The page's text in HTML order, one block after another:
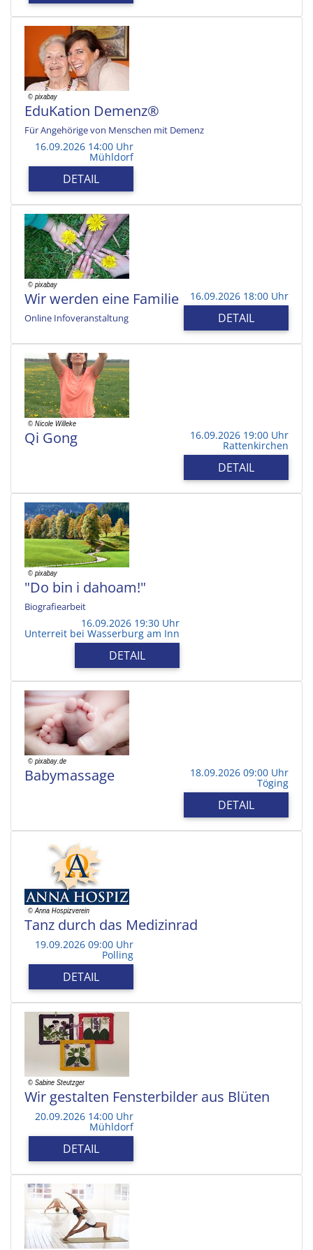
EduKation Demenz®
Für Angehörige von Menschen mit Demenz
16.09.2026 14:00 Uhr
Mühldorf
DETAIL
Wir werden eine Familie
Online Infoveranstaltung
16.09.2026 18:00 Uhr
DETAIL
Qi Gong 16.09.2026 19:00 Uhr
Rattenkirchen
DETAIL
"Do bin i dahoam!"
Biografiearbeit
16.09.2026 19:30 Uhr
Unterreit bei Wasserburg am Inn
DETAIL
Babymassage 18.09.2026 09:00 Uhr
Töging
DETAIL
Tanz durch das Medizinrad
19.09.2026 09:00 Uhr
Polling
DETAIL
Wir gestalten Fensterbilder aus Blüten
20.09.2026 14:00 Uhr
Mühldorf
DETAIL